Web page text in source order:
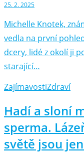
25. 2. 2025
Michelle Knotek,
vedla na první
dcery, lidé z okolí ji
starající…
ZajímavostiZdraví
Hadí a sloní
sperma.
světě jsou